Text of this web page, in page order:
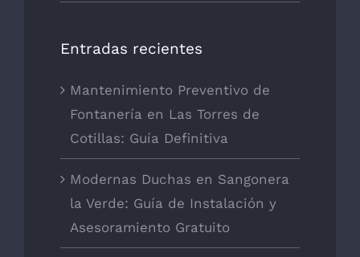
Entradas recientes
Mantenimiento Preventivo de
Fontanería en Las Torres de
Cotillas: Guía Definitiva
Modernas Duchas en Sangonera
la Verde: Guía de Instalación y
Asesoramiento Gratuito